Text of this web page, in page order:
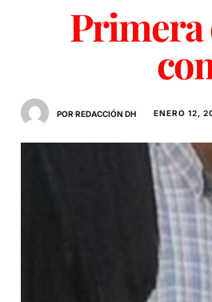
Primera
POR REDACCIÓN DH ENERO 12,